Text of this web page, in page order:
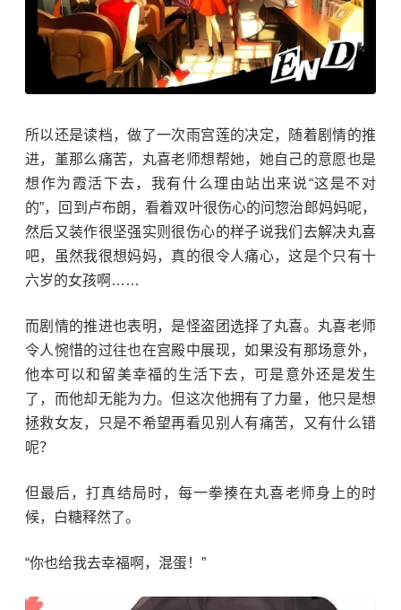
所以还是读档，做了一次雨宫莲的决定，随着剧情的推
进，堇那么痛苦，丸喜老师想帮她，她自己的意愿也是
想作为霞活下去，我有什么理由站出来说“这是不对
的”，回到卢布朗，看着双叶很伤心的问惣治郎妈妈呢，
然后又装作很坚强实则很伤心的样子说我们去解决丸喜
吧，虽然我很想妈妈，真的很令人痛心，这是个只有十
六岁的女孩啊……
而剧情的推进也表明，是怪盗团选择了丸喜。丸喜老师
令人惋惜的过往也在宫殿中展现，如果没有那场意外，
他本可以和留美幸福的生活下去，可是意外还是发生
了，而他却无能为力。但这次他拥有了力量，他只是想
拯救女友，只是不希望再看见别人有痛苦，又有什么错
呢？
但最后，打真结局时，每一拳揍在丸喜老师身上的时
候，白糖释然了。
“你也给我去幸福啊，混蛋！”